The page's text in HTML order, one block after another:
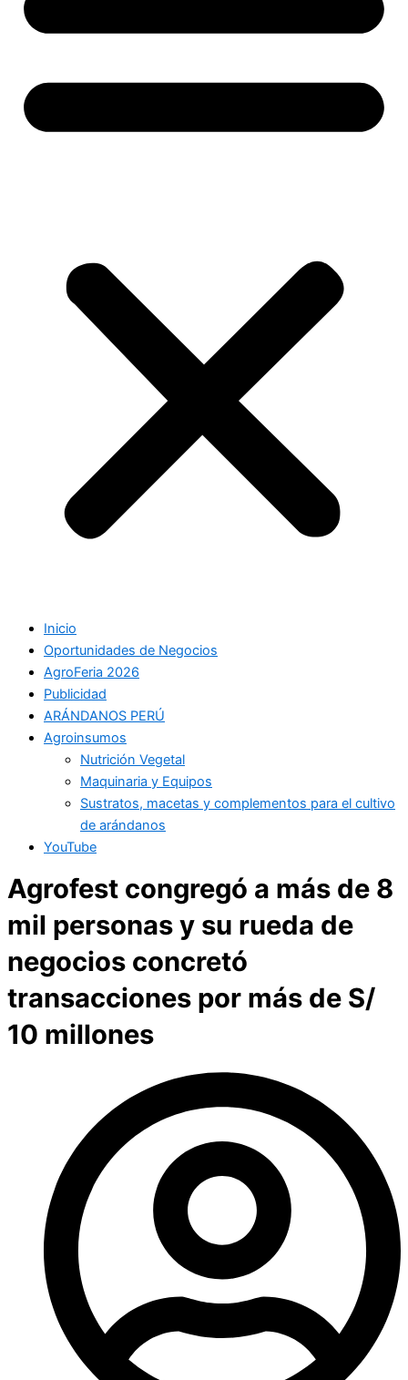
Inicio
Oportunidades de Negocios
AgroFeria 2026
Publicidad
ARÁNDANOS PERÚ
Agroinsumos
Nutrición Vegetal
Maquinaria y Equipos
Sustratos, macetas y complementos para el cultivo
de arándanos
YouTube
Agrofest congregó a más de 8
mil personas y su rueda de
negocios concretó
transacciones por más de S/
10 millones